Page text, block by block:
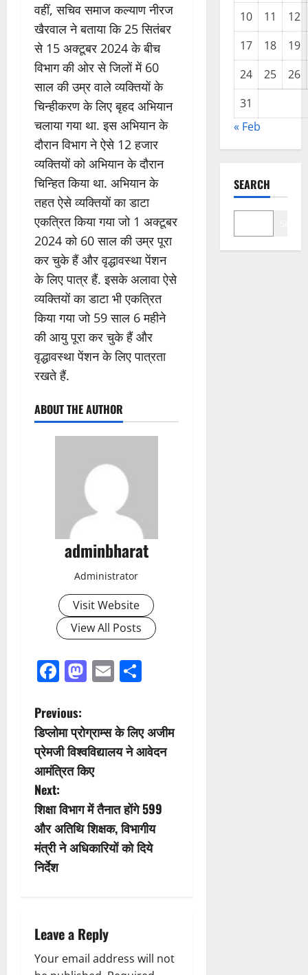
वहीं, सचिव समाज कल्याण नीरज
खैरवाल ने बताया कि 25 सितंबर
से 15 अक्टूबर 2024 के बीच
विभाग की ओर से जिलों में 60
साल की उम्र वाले व्यक्तियों के
चिन्हीकरण के लिए बृहद अभियान
चलाया गया था. इस अभियान के
दौरान विभाग ने ऐसे 12 हजार
व्यक्तियों को अभियान के दौरान
चिन्हित किया था. अभियान के
तहत ऐसे व्यक्तियों का डाटा
एकत्रित किया गया जो 1 अक्टूबर
2024 को 60 साल की उम्र पूरा
कर चुके हैं और वृद्धावस्था पेंशन
के लिए पात्र हैं. इसके अलावा ऐसे
व्यक्तियों का डाटा भी एकत्रित
किया गया जो 59 साल 6 महीने
की आयु पूरा कर चुके हैं और
वृद्धावस्था पेंशन के लिए पात्रता
रखते हैं.
ABOUT THE AUTHOR
adminbharat
Administrator
Visit Website
View All Posts
Facebook
Mastodon
Email
P
o
s
t
n
a
g
Previous:
डिप्लोमा प्रोग्राम्स के लिए अजीम
प्रेमजी विश्वविद्यालय ने आवेदन
आमंत्रित किए
Next:
शिक्षा विभाग में तैनात होंगे 599
और अतिथि शिक्षक, विभागीय
मंत्री ने अधिकारियों को दिये
निर्देश
Leave a Reply
Your email address will not
10
11
12
17
18
19
24
25
26
31
« Feb
SEARCH